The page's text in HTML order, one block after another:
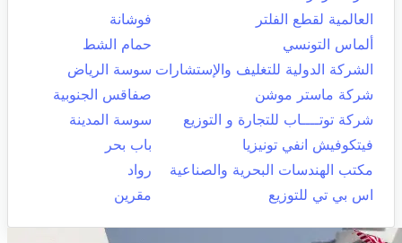
العالمية لقطع الفلتر
فوشانة
ألماس التونسي
حمام الشط
الشركة الدولية للتغليف والإستشارات سوسة الرياض
شركة ماستر موشن
صفاقس الجنوبية
شركة توتــــاب للتجارة و التوزيع
سوسة المدينة
فيتكوفيش انفي تونيزيا
باب بحر
مكتب الهندسات البحرية والصناعية
رواد
اس بي تي للتوزيع
مقرين